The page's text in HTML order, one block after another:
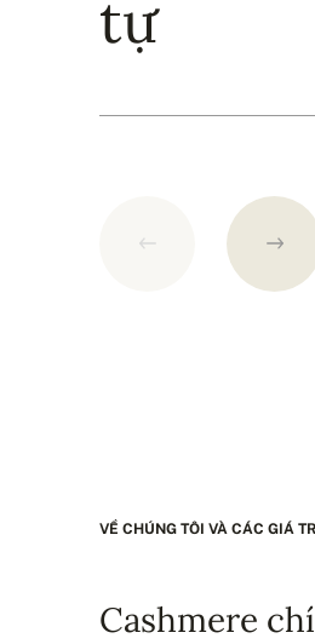
tự
VỀ CHÚNG TÔI VÀ CÁC GIÁ
Cashmere